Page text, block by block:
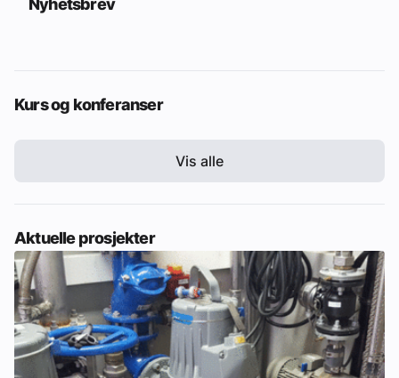
Nyhetsbrev
Kurs og konferanser
Vis alle
Aktuelle prosjekter